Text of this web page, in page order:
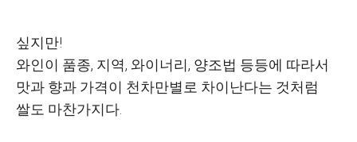
싶지만!
와인이 품종, 지역, 와이너리, 양조법 등등에 따라서
맛과 향과 가격이 천차만별로 차이난다는 것처럼
쌀도 마찬가지다.